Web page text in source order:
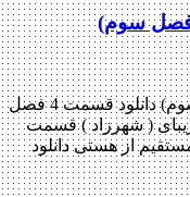
دانلود قسمت 4 سریال شهرزاد 3 (فصل سوم) دانلود قسمت 4 فصل
( شهرزاد ) قسمت
از هستی دانلود